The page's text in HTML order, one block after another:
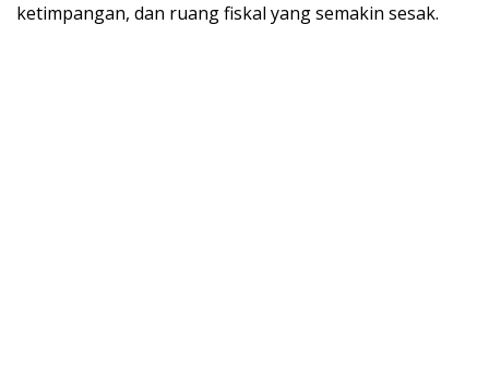
ketimpangan, dan ruang fiskal yang semakin sesak.